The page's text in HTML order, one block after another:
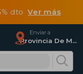
dtoVer más
Enviar a
Provincia De Madrid